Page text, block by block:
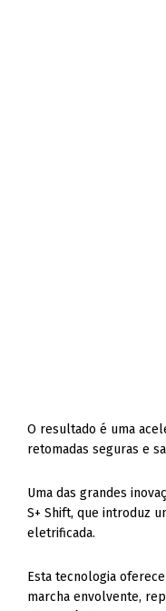
O resultado é uma
retomadas seguras e
Uma das grandes
S+ Shift, que introduz
eletrificada.
Esta tecnologia
marcha envolvente,